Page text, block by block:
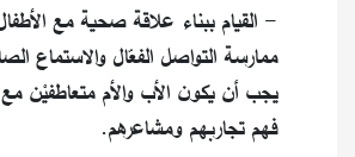
- القيام ببناء علاقة صحية مع
ممارسة التواصل الفعّال والاستماع
يجب أن يكون الأب والأم متعاطفيْن مع
فهم تجاربهم ومشاعرهم.